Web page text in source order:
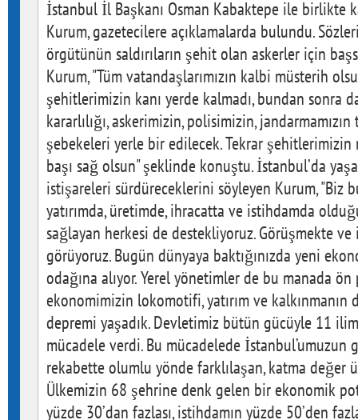
İstanbul İl Başkanı Osman Kabaktepe ile birlikte
Kurum, gazetecilere açıklamalarda bulundu.
örgütünün saldırıların şehit olan askerler için
Kurum, "Tüm vatandaşlarımızın kalbi müsterih
şehitlerimizin kanı yerde kalmadı, bundan sonra
kararlılığı, askerimizin, polisimizin,
şebekeleri yerle bir edilecek. Tekrar
başı sağ olsun" şeklinde konuştu. İstanbul’da
istişareleri sürdüreceklerini söyleyen Kurum, "Biz
yatırımda, üretimde, ihracatta ve istihdamda
sağlayan herkesi de destekliyoruz. Görüşmekte
görüyoruz. Bugün dünyaya baktığınızda yeni
odağına alıyor. Yerel yönetimler de bu manada ön
ekonomimizin lokomotifi, yatırım ve
depremi yaşadık. Devletimiz bütün gücüyle 11
mücadele verdi. Bu mücadelede İstanbul’umuzun
rekabette olumlu yönde farklılaşan, katma değer
Ülkemizin 68 şehrine denk gelen bir ekonomik
yüzde 30’dan fazlası, istihdamın yüzde 50’den